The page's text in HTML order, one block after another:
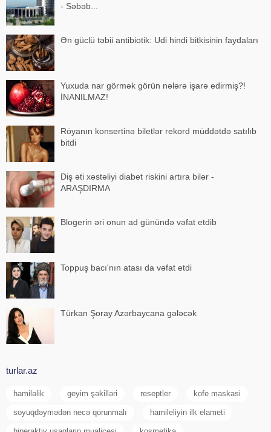
- Səbəb...
Ən güclü təbii antibiotik: Udi hindi bitkisinin faydaları
Yuxuda nar görmək görün nələrə işarə edirmiş?!
İNANILMAZ!
Röyanın konsertinə biletlər rekord müddətdə satılıb
bitdi
Diş əti xəstəliyi diabet riskini artıra bilər -
ARAŞDIRMA
Blogerin əri onun ad günündə vəfat etdib
Toppuş bacı'nın atası da vəfat etdi
Türkan Şoray Azərbaycana gələcək
turlar.az
hamiləlik geyim şəkilləri reseptler kofe maskasi
soyuqdəymədən necə qorunmalı hamileliyin ilk elameti